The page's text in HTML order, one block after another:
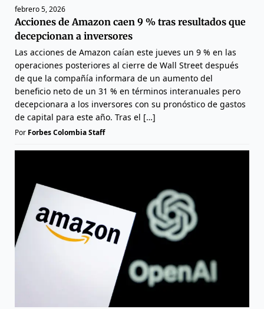
febrero 5, 2026
Acciones de Amazon caen 9 % tras resultados que
decepcionan a inversores
Las acciones de Amazon caían este jueves un 9 % en las
operaciones posteriores al cierre de Wall Street después
de que la compañía informara de un aumento del
beneficio neto de un 31 % en términos interanuales pero
decepcionara a los inversores con su pronóstico de gastos
de capital para este año. Tras el […]
Por Forbes Colombia Staff